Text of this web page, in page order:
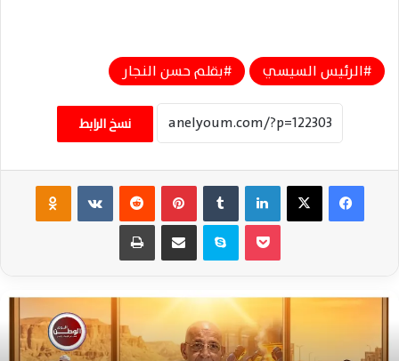
الرئيس السيسي بقلم حسن النجار
نسخ الرابط
فيسبوك ‫X لينكدإن بينتيريست ‏VKontakte
سكايب مشاركة عبر البريد طباعة